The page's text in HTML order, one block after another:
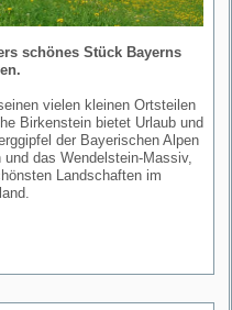
schönes Stück Bayerns
vielen kleinen Ortsteilen
Birkenstein bietet Urlaub und
der Bayerischen Alpen
das Wendelstein-Massiv,
Landschaften im